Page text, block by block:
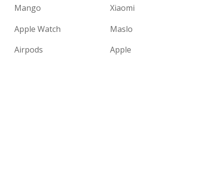
Mango
Xiaomi
Apple Watch
Maslo
Airpods
Apple